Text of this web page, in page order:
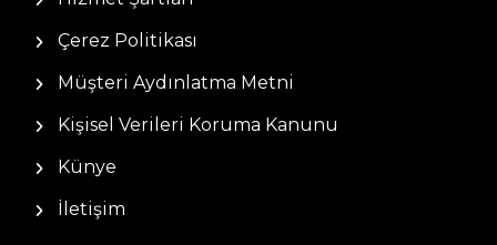
Çerez Politikası
Müşteri Aydınlatma Metni
Kişisel Verileri Koruma Kanunu
Künye
İletişim